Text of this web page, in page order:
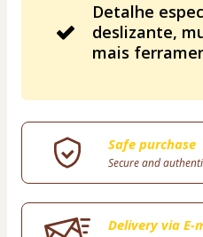
Detalhe
deslizante,
mais
Safe purchase
Secure and
Delivery via E-